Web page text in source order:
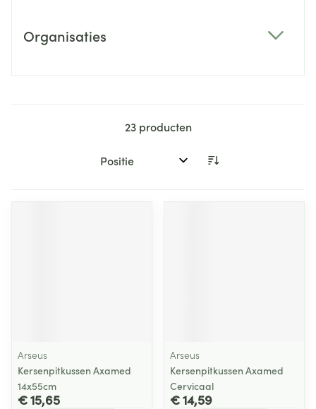
Organisaties
23producten
Sorteer op:
Arseus
Kersenpitkussen Axamed
14x55cm
€ 15,65
Arseus
Kersenpitkussen Axamed
Cervicaal
€ 14,59